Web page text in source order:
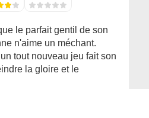
le parfait gentil de son
n'aime un méchant.
tout nouveau jeu fait son
la gloire et le